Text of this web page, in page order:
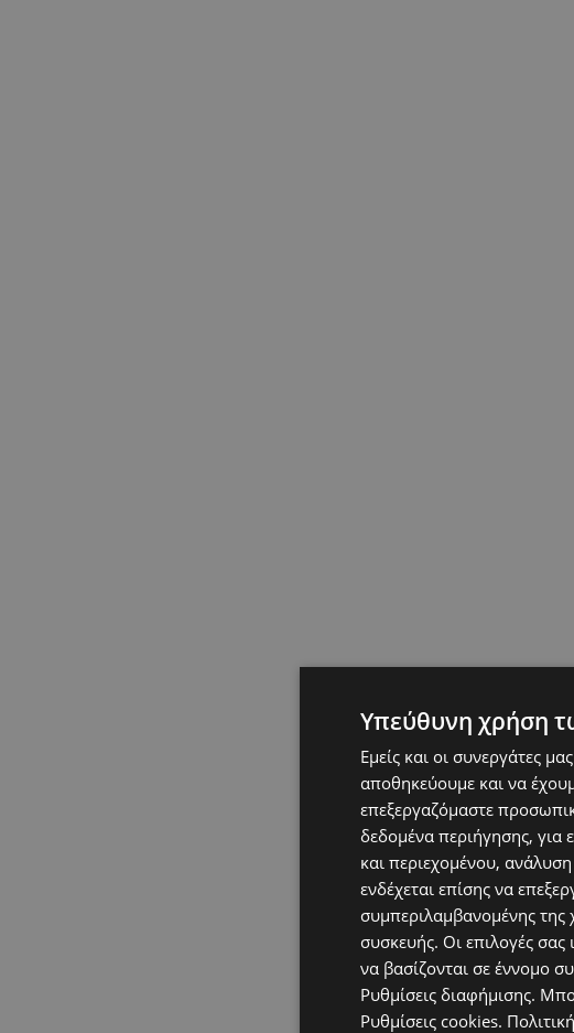
Υπεύθυνη χρήση
Εμείς και οι συνεργάτες
αποθηκεύουμε και να
επεξεργαζόμαστε
δεδομένα περιήγησης, για
και περιεχομένου,
ενδέχεται επίσης να
συμπεριλαμβανομένης
συσκευής. Οι επιλογές
να βασίζονται σε έννομο
Ρυθμίσεις διαφήμισης.
Ρυθμίσεις cookies.